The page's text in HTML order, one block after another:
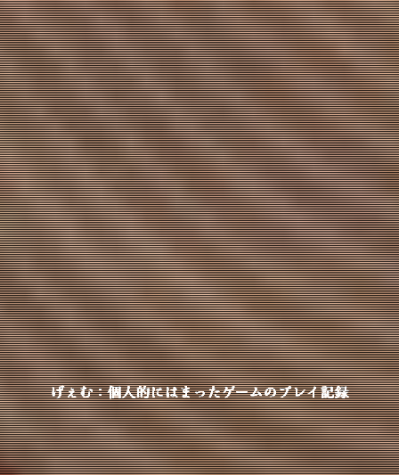
げぇむ：個人的にはまったゲームのプレイ記録